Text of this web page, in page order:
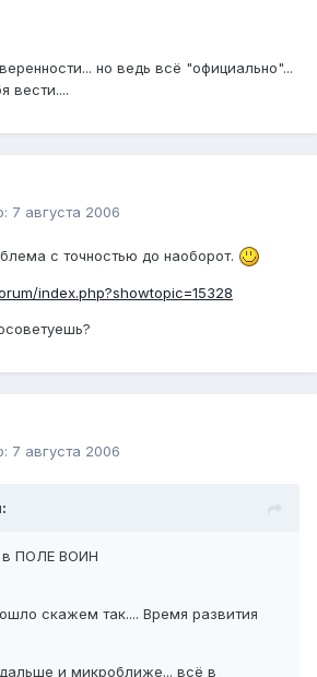
но ведь всё "официально"...
вести....
7 августа 2006
с точностью до наоборот.
index.php?showtopic=15328
7 августа 2006
ПОЛЕ ВОИН
скажем так.... Время развития
и микроближе... всё в